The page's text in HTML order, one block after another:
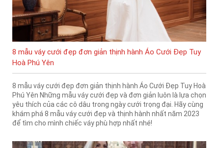
8 mẫu váy cưới đẹp đơn giản thịnh hành Áo Cưới Đẹp Tuy
Hoà Phú Yên
8 mẫu váy cưới đẹp đơn giản thịnh hành Áo Cưới Đẹp Tuy Hoà
Phú Yên Những mẫu váy cưới đẹp và đơn giản luôn là lựa chọn
yêu thích của các cô dâu trong ngày cưới trọng đại. Hãy cùng
khám phá 8 mẫu váy cưới đẹp và thịnh hành nhất năm 2023
để tìm cho mình chiếc váy phù hợp nhất nhé!